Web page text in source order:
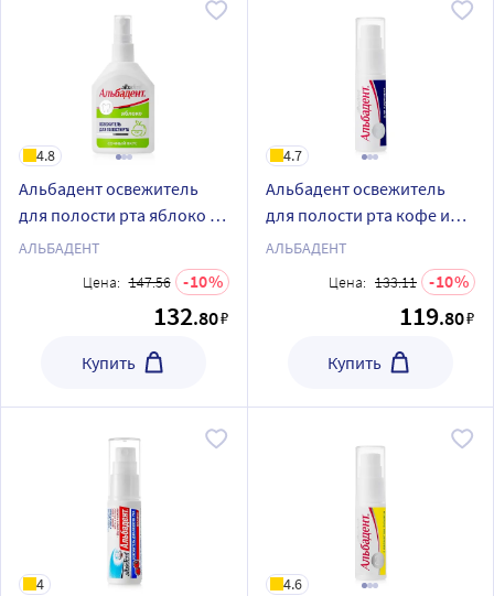
4.8
Альбадент освежитель
для полости рта яблоко 35
мл/спрей
АЛЬБАДЕНТ
Цена: 147.56 10
132.80₽
Купить
4.7
Альбадент освежитель
для полости рта кофе и
сигарета 10 мл/спрей
АЛЬБАДЕНТ
Цена: 133.11 10
119.80₽
Купить
4 4.6